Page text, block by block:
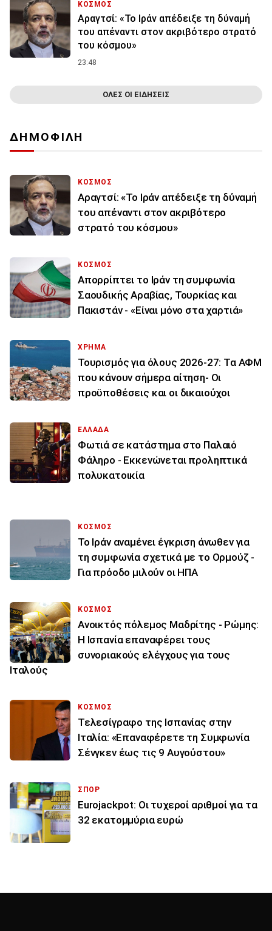
ΚΟΣΜΟΣ
Αραγτσί: «Το Ιράν απέδειξε τη δύναμή
του απέναντι στον ακριβότερο στρατό
του κόσμου»
23:48
ΟΛΕΣ ΟΙ ΕΙΔΗΣΕΙΣ
ΔΗΜΟΦΙΛΗ
ΚΟΣΜΟΣ
Αραγτσί: «Το Ιράν απέδειξε τη δύναμή
του απέναντι στον ακριβότερο
στρατό του κόσμου»
ΚΟΣΜΟΣ
Απορρίπτει το Ιράν τη συμφωνία
Σαουδικής Αραβίας, Τουρκίας και
Πακιστάν - «Είναι μόνο στα χαρτιά»
ΧΡΗΜΑ
Τουρισμός για όλους 2026-27: Τα ΑΦΜ
που κάνουν σήμερα αίτηση- Οι
προϋποθέσεις και οι δικαιούχοι
ΕΛΛΑΔΑ
Φωτιά σε κατάστημα στο Παλαιό
Φάληρο - Εκκενώνεται προληπτικά
πολυκατοικία
ΚΟΣΜΟΣ
Το Ιράν αναμένει έγκριση άνωθεν για
τη συμφωνία σχετικά με το Ορμούζ -
Για πρόοδο μιλούν οι ΗΠΑ
ΚΟΣΜΟΣ
Ανοικτός πόλεμος Μαδρίτης - Ρώμης:
Η Ισπανία επαναφέρει τους
συνοριακούς ελέγχους για τους
Ιταλούς
ΚΟΣΜΟΣ
Τελεσίγραφο της Ισπανίας στην
Ιταλία: «Επαναφέρετε τη Συμφωνία
Σένγκεν έως τις 9 Αυγούστου»
ΣΠΟΡ
Eurojackpot: Οι τυχεροί αριθμοί για τα
32 εκατoμμύρια ευρώ